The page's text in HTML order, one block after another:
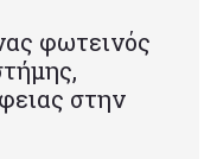
φωτεινός
στην